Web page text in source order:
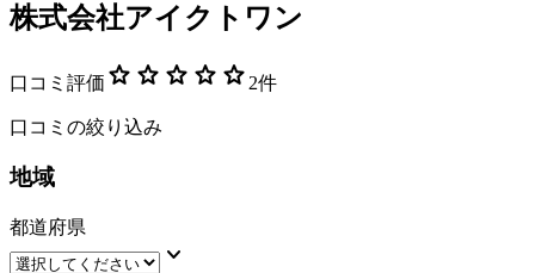
株式会社アイクトワン
口コミ評価 star star star star star 2件
口コミの絞り込み
地域
都道府県
keyboard_arrow_down